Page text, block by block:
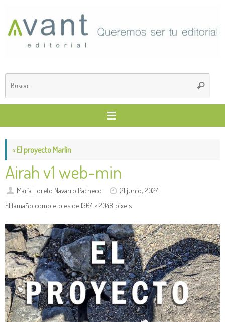
contenido
Buscar
«El proyecto Marlín
Airah v1 web-min
María Loreto Navarro Pacheco
21 junio, 2024
El tamaño completo es de1364 × 2048 pixels